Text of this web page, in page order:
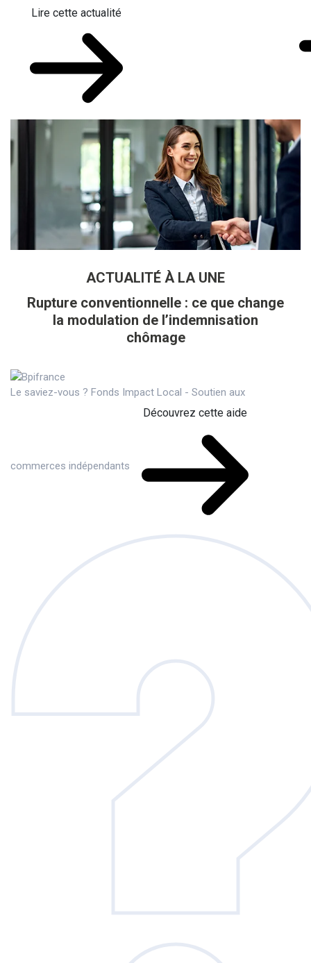
Lire cette actualité
ACTUALITÉ À LA UNE
Rupture conventionnelle : ce que change
la modulation de l’indemnisation
chômage
Le saviez-vous ? Fonds Impact Local - Soutien aux
commerces indépendants
Découvrez cette aide